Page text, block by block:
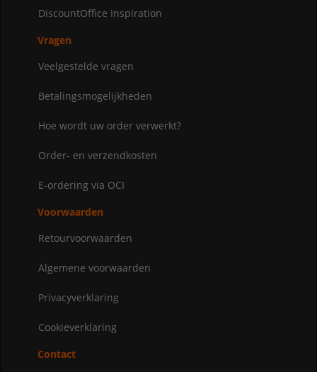
DiscountOffice Inspiration
Vragen
Veelgestelde vragen
Betalingsmogelijkheden
Hoe wordt uw order verwerkt?
Order- en verzendkosten
E-ordering via OCI
Voorwaarden
Retourvoorwaarden
Algemene voorwaarden
Privacyverklaring
Cookieverklaring
Contact